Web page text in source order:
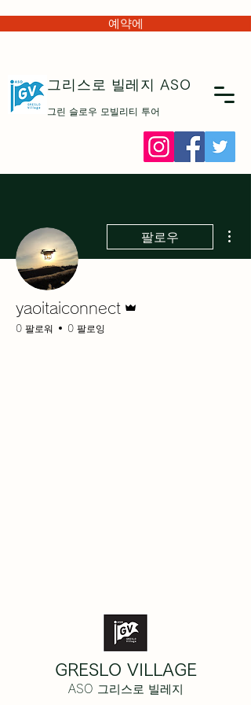
그리스로 빌레지 ASO
그린 슬로우 모빌리티 투어
예약에
팔로우
yaoitaiconnect
0 팔로워 0 팔로잉
GRESLO VILLAGE
ASO 그리스로 빌레지